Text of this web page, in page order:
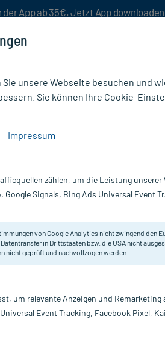
App ab 35€. Jetzt App downloaden
Versand* ab 19€ Mindestbestellwert!
Pflegende Reinigungsmilch mit
Darreichung:
Hersteller:
unsere Webseite besuchen und
Sie können Ihre Cookie-
Impressum
zählen, um die Leistung unserer
Signals, Bing Ads Universal Event
vonGoogle Analytics nicht zwingend den
Datentransfer in Drittstaaten bzw. die USA nicht
nicht geprüft und nachvollzogen werden.
um relevante Anzeigen und Remarketing
Event Tracking, Facebook Pixel,